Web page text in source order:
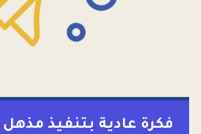
فكرة عادية بتنفيذ